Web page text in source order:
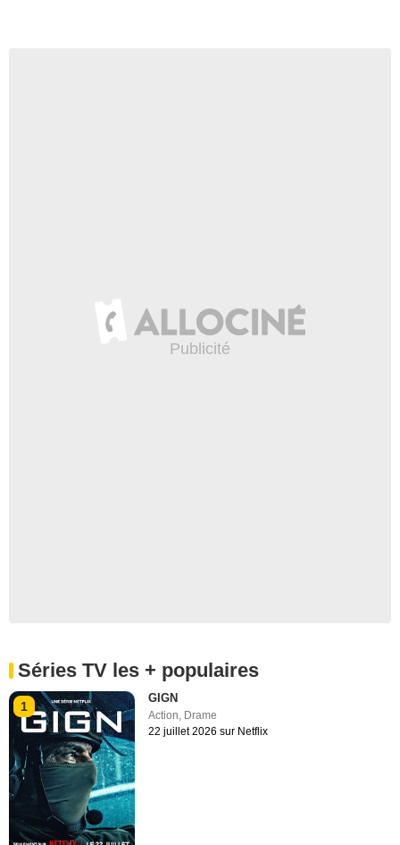
Séries TV les + populaires
1
GIGN
Action Drame
22 juillet 2026 sur Netflix